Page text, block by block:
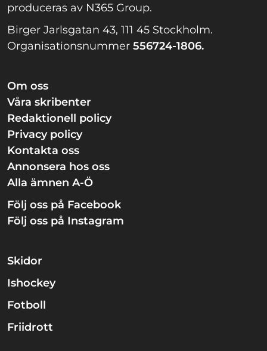
produceras av N365 Group.
Birger Jarlsgatan 43, 111 45 Stockholm.
Organisationsnummer 556724-1806.
Om oss
Våra skribenter
Redaktionell policy
Privacy policy
Kontakta oss
Annonsera hos oss
Alla ämnen A-Ö
Följ oss på Facebook
Följ oss på Instagram
Skidor
Ishockey
Fotboll
Friidrott